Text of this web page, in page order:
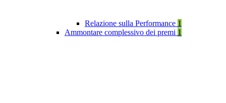
Relazione sulla Performance 1
Ammontare complessivo dei premi 1